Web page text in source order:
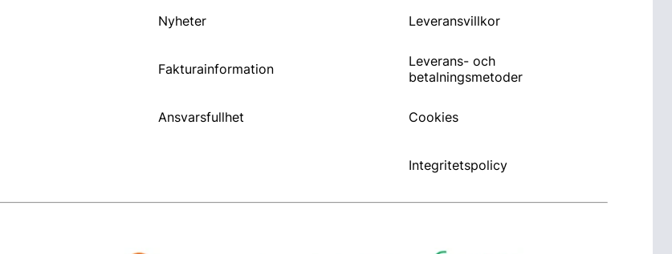
Nyheter
Fakturainformation
Ansvarsfullhet
Leveransvillkor
Leverans- och
betalningsmetoder
Cookies
Integritetspolicy